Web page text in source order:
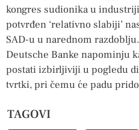
kongres sudionika u
potvrđen ‘relativno slabiji’
SAD-u u narednom
Deutsche Banke napominju
postati izbirljiviji u pogledu
tvrtki, pri čemu će padu
TAGOVI